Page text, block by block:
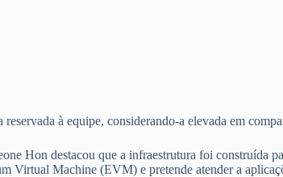
à equipe, considerando-a elevada em
Hon destacou que a infraestrutura foi construída
Virtual Machine (EVM) e pretende atender a